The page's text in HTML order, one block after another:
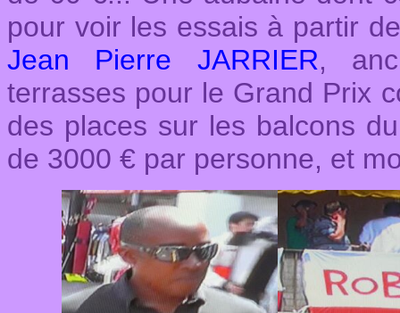
pour voir les essais à partir
Jean Pierre JARRIER,
terrasses pour le Grand Prix
des places sur les balcons
de 3000 € par personne, et